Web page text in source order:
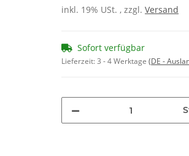
inkl. 19% USt. , zzgl. Versand
Sofort verfügbar
Lieferzeit:3 - 4 Werktage (DE -